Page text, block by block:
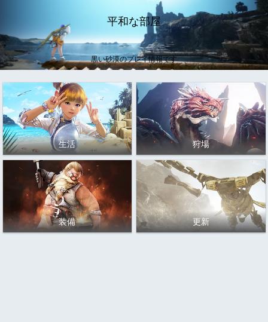
平和な部屋
黒い砂漠のプレイ情報です
生活 狩場
装備 更新